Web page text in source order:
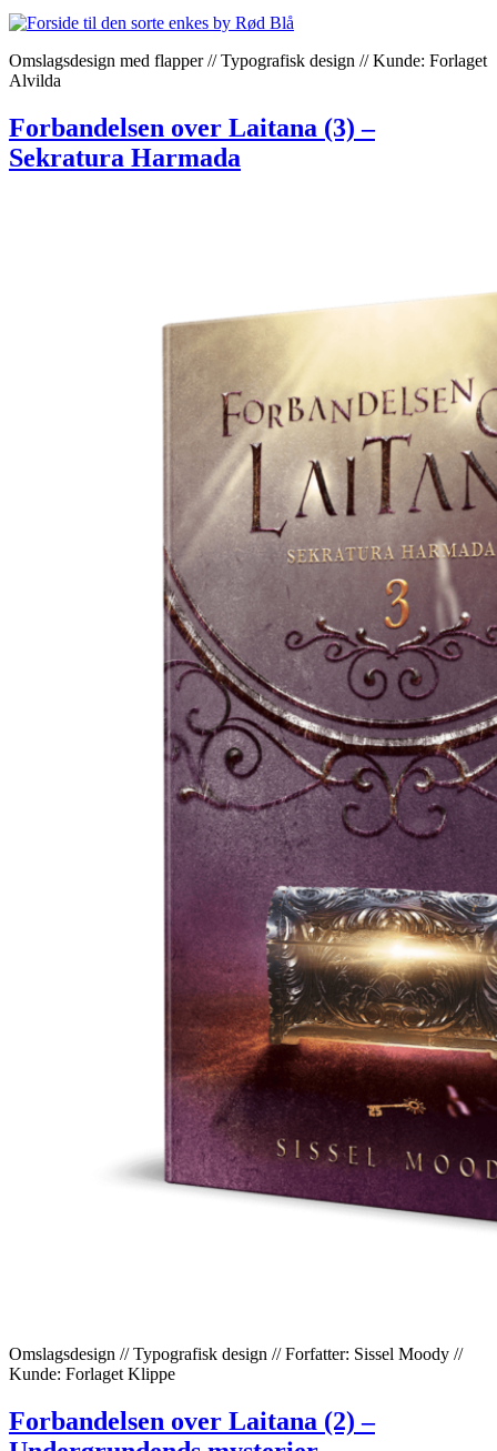
Omslagsdesign med flapper // Typografisk design // Kunde: Forlaget
Alvilda
Forbandelsen over Laitana (3) –
Sekratura Harmada
Omslagsdesign // Typografisk design // Forfatter: Sissel Moody //
Kunde: Forlaget Klippe
Forbandelsen over Laitana (2) –